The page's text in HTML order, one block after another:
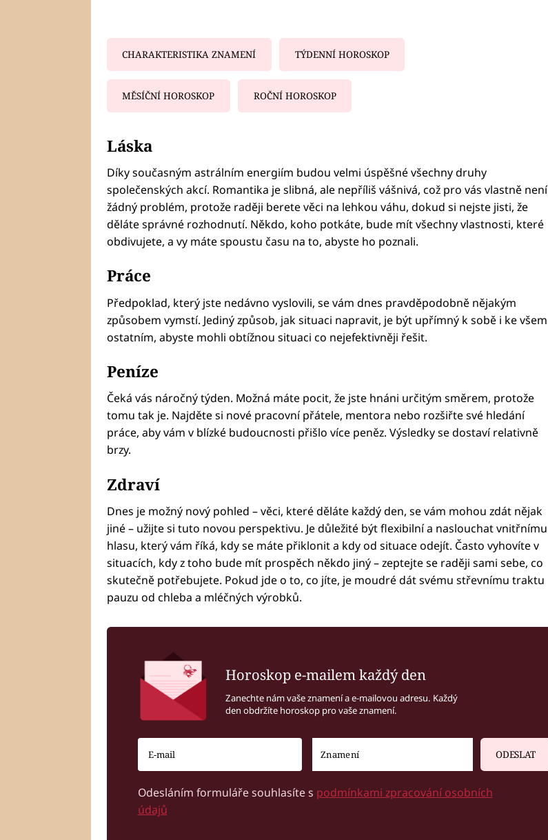
CHARAKTERISTIKA ZNAMENÍ TÝDENNÍ HOROSKOP
MĚSÍČNÍ HOROSKOP ROČNÍ HOROSKOP
Láska
Díky současným astrálním energiím budou velmi úspěšné všechny druhy
společenských akcí. Romantika je slibná, ale nepříliš vášnivá, což pro vás vlastně není
žádný problém, protože raději berete věci na lehkou váhu, dokud si nejste jisti, že
děláte správné rozhodnutí. Někdo, koho potkáte, bude mít všechny vlastnosti, které
obdivujete, a vy máte spoustu času na to, abyste ho poznali.
Práce
Předpoklad, který jste nedávno vyslovili, se vám dnes pravděpodobně nějakým
způsobem vymstí. Jediný způsob, jak situaci napravit, je být upřímný k sobě i ke všem
ostatním, abyste mohli obtížnou situaci co nejefektivněji řešit.
Peníze
Čeká vás náročný týden. Možná máte pocit, že jste hnáni určitým směrem, protože
tomu tak je. Najděte si nové pracovní přátele, mentora nebo rozšiřte své hledání
práce, aby vám v blízké budoucnosti přišlo více peněz. Výsledky se dostaví relativně
brzy.
Zdraví
Dnes je možný nový pohled – věci, které děláte každý den, se vám mohou zdát nějak
jiné – užijte si tuto novou perspektivu. Je důležité být flexibilní a naslouchat vnitřnímu
hlasu, který vám říká, kdy se máte přiklonit a kdy od situace odejít. Často vyhovíte v
situacích, kdy z toho bude mít prospěch někdo jiný – zeptejte se raději sami sebe, co
skutečně potřebujete. Pokud jde o to, co jíte, je moudré dát svému střevnímu traktu
pauzu od chleba a mléčných výrobků.
Horoskop e-mailem každý den
Zanechte nám vaše znamení a e-mailovou adresu. Každý
den obdržíte horoskop pro vaše znamení.
ODESLAT
Odesláním formuláře souhlasíte s podmínkami zpracování osobních
údajů